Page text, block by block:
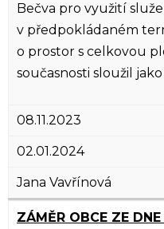
Bečva pro využití
v předpokládaném
o prostor s celkovou
současnosti sloužil
08.11.2023
02.01.2024
Jana Vavřínová
ZÁMĚR OBCE ZE